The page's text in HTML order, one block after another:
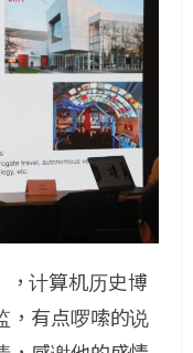
，计算机历史博
，有点啰嗦的说